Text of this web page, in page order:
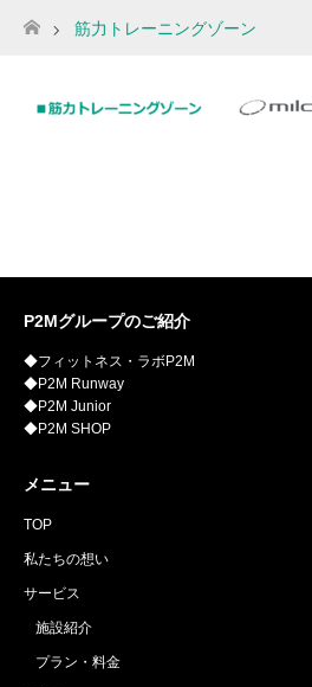
ホーム
筋力トレーニングゾーン
P2Mグループのご紹介
◆フィットネス・ラボP2M
◆P2M Runway
◆P2M Junior
◆P2M SHOP
メニュー
TOP
私たちの想い
サービス
施設紹介
プラン・料金